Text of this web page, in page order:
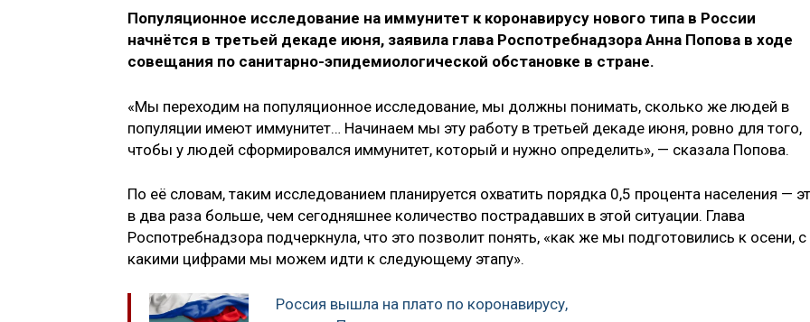
Популяционное исследование на иммунитет к коронавирусу нового типа в России
начнётся в третьей декаде июня, заявила глава Роспотребнадзора Анна Попова в ходе
совещания по санитарно-эпидемиологической обстановке в стране.
«Мы переходим на популяционное исследование, мы должны понимать, сколько же людей в
популяции имеют иммунитет… Начинаем мы эту работу в третьей декаде июня, ровно для того,
чтобы у людей сформировался иммунитет, который и нужно определить», — сказала Попова.
По её словам, таким исследованием планируется охватить порядка 0,5 процента населения —
в два раза больше, чем сегодняшнее количество пострадавших в этой ситуации. Глава
Роспотребнадзора подчеркнула, что это позволит понять, «как же мы подготовились к осени, с
какими цифрами мы можем идти к следующему этапу».
Россия вышла на плато по коронавирусу,